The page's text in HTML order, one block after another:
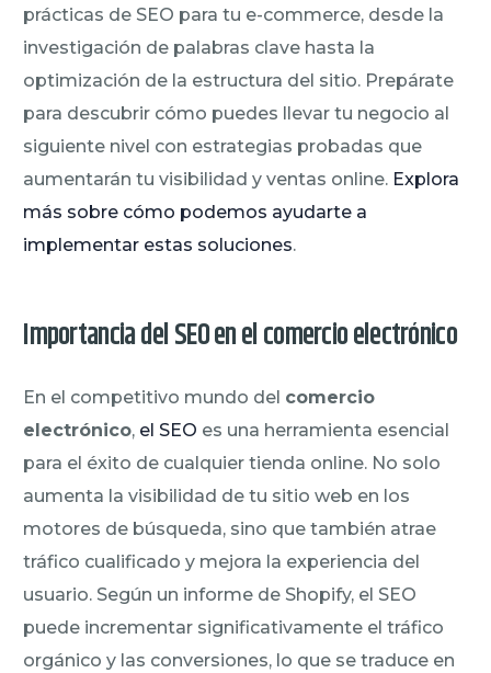
prácticas de SEO para tu e-commerce, desde la
investigación de palabras clave hasta la
optimización de la estructura del sitio. Prepárate
para descubrir cómo puedes llevar tu negocio al
siguiente nivel con estrategias probadas que
aumentarán tu visibilidad y ventas online. Explora
más sobre cómo podemos ayudarte a
implementar estas soluciones.
Importancia del SEO en el comercio electrónico
En el competitivo mundo del comercio
electrónico, el SEO es una herramienta esencial
para el éxito de cualquier tienda online. No solo
aumenta la visibilidad de tu sitio web en los
motores de búsqueda, sino que también atrae
tráfico cualificado y mejora la experiencia del
usuario. Según un informe de Shopify, el SEO
puede incrementar significativamente el tráfico
orgánico y las conversiones, lo que se traduce en